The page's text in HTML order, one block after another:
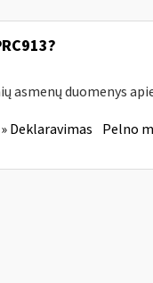
asmenų duomenys
Deklaravimas Pelno